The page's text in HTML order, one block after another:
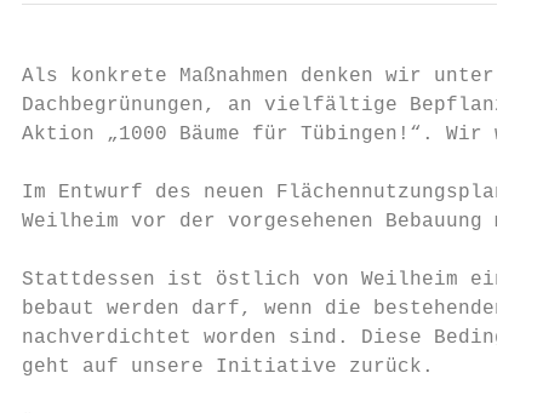
Als konkrete Maßnahmen denken wir unter
Dachbegrünungen, an vielfältige
Aktion „1000 Bäume für Tübingen!“. Wir
Im Entwurf des neuen
Weilheim vor der vorgesehenen Bebauung mit
Stattdessen ist östlich von Weilheim eine
bebaut werden darf, wenn die bestehenden
nachverdichtet worden sind. Diese
geht auf unsere Initiative zurück.